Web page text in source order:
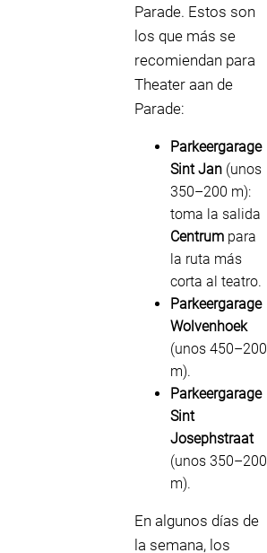
Parade. Estos son
los que más se
recomiendan para
Theater aan de
Parade:
Parkeergarage
Sint Jan (unos
350–200 m):
toma la salida
Centrum para
la ruta más
corta al teatro.
Parkeergarage
Wolvenhoek
(unos 450–200
m).
Parkeergarage
Sint
Josephstraat
(unos 350–200
m).
En algunos días de
la semana, los